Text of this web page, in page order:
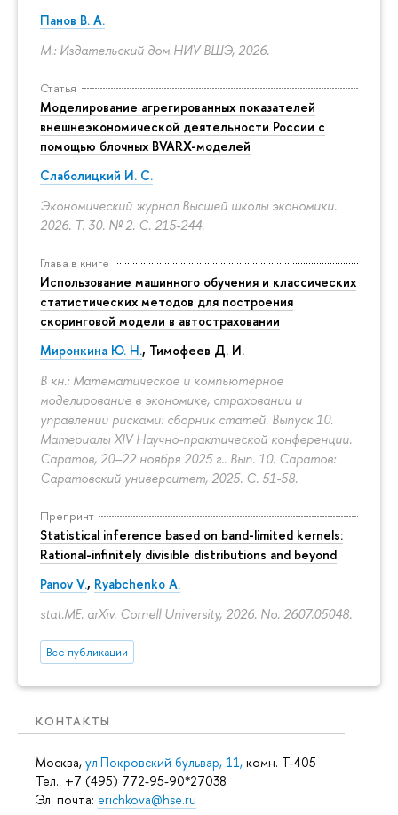
Панов В. А.
М.: Издательский дом НИУ ВШЭ, 2026.
Статья
Моделирование агрегированных показателей
внешнеэкономической деятельности России с
помощью блочных BVARX-моделей
Слаболицкий И. С.
Экономический журнал Высшей школы экономики.
2026. Т. 30. № 2. С. 215-244.
Глава в книге
Использование машинного обучения и классических
статистических методов для построения
скоринговой модели в автостраховании
Миронкина Ю. Н., Тимофеев Д. И.
В кн.: Математическое и компьютерное
моделирование в экономике, страховании и
управлении рисками: сборник статей. Выпуск 10.
Материалы XIV Научно-практической конференции.
Саратов, 20–22 ноября 2025 г.. Вып. 10. Саратов:
Саратовский университет, 2025. С. 51-58.
Препринт
Statistical inference based on band-limited kernels:
Rational-infinitely divisible distributions and beyond
Panov V., Ryabchenko A.
stat.ME. arXiv. Cornell University, 2026. No. 2607.05048.
Все публикации
КОНТАКТЫ
Москва, ул.Покровский бульвар, 11, комн. Т-405
Тел.: +7 (495) 772-95-90*27038
Эл. почта: erichkova@hse.ru